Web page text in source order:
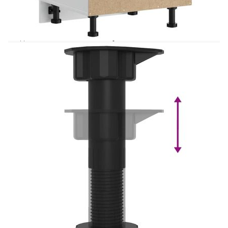
Този кухненски шкаф оптимизира
пространството в кухнята ви, като осигурява
достатъчно място за съхранение на личните ви
вещи! Стабилен и издръжлив материал:
Инженерната дървесина е издръжлив и
стабилен материал с гладка повърхност, която е
което я прави надежден избор за различни
Шкафът за мивка предлага достатъчно място за
съхранение на чинии, чинии, тенджери и други
кухненски уреди.Практични врати: Вратата
организирано пространство, като скрива
кухненските уреди и разхвърляните вещи зад
тях.Регулируеми крачета: Крачетата на този
отговарят на разположението на кухнята
ви.Лесна поддръжка: Благодарение на гладката
си повърхност този кухненски шкаф се
почиства лесно с влажна кърпа и изисква по-
малко поддръжка. Внимание:За да
предотвратите преобръщане, този продукт